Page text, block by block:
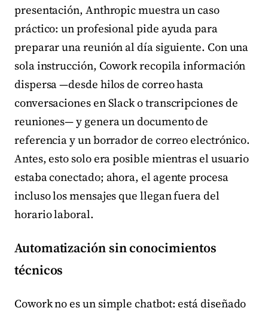
presentación, Anthropic muestra un caso
práctico: un profesional pide ayuda para
preparar una reunión al día siguiente. Con una
sola instrucción, Cowork recopila información
dispersa —desde hilos de correo hasta
conversaciones en Slack o transcripciones de
reuniones— y genera un documento de
referencia y un borrador de correo electrónico.
Antes, esto solo era posible mientras el usuario
estaba conectado; ahora, el agente procesa
incluso los mensajes que llegan fuera del
horario laboral.
Automatización sin conocimientos
técnicos
Cowork no es un simple chatbot: está diseñado